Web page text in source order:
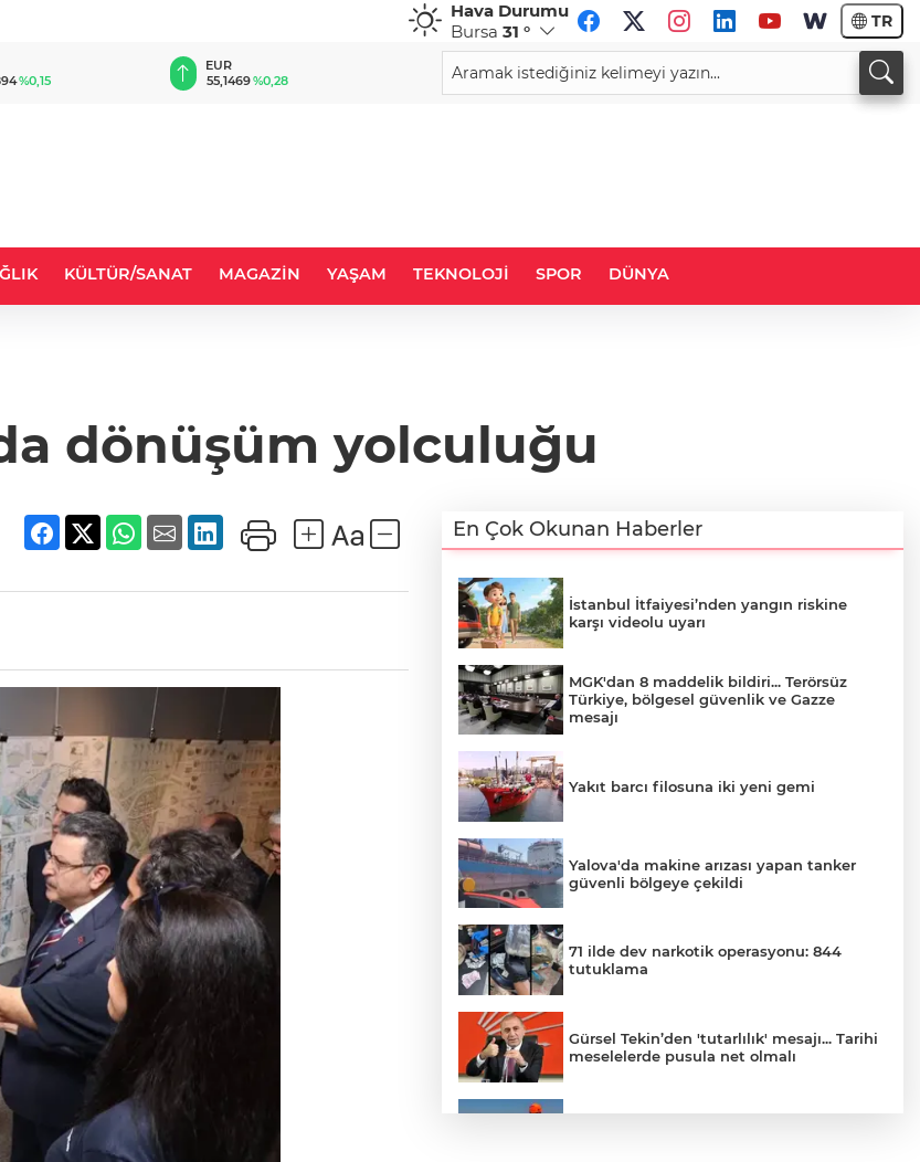
Hava Durumu
Bursa 31 ° TR
%0,28
GBP
64,3689%0,36
CHF
59,0142 %0,78
34,1909
KÜLTÜR/SANAT MAGAZİN YAŞAM TEKNOLOJİ SPOR DÜNYA
dönüşüm yolculuğu
En Çok Okunan Haberler
İstanbul İtfaiyesi’nden yangın riskine
karşı videolu uyarı
MGK'dan 8 maddelik bildiri... Terörsüz
Türkiye, bölgesel güvenlik ve Gazze
mesajı
Yakıt barcı filosuna iki yeni gemi
Yalova'da makine arızası yapan tanker
güvenli bölgeye çekildi
71 ilde dev narkotik operasyonu: 844
tutuklama
Gürsel Tekin’den 'tutarlılık' mesajı... Tarihi
meselelerde pusula net olmalı